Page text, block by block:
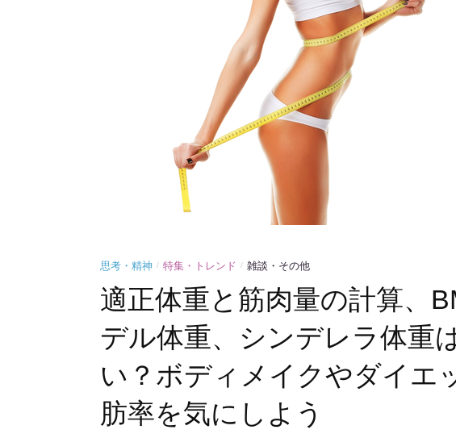
思考・精神 / 特集・トレンド / 雑談・その他
適正体重と筋肉量の計算、
デル体重、シンデレラ体重
い？ボディメイクやダイエ
肪率を気にしよう